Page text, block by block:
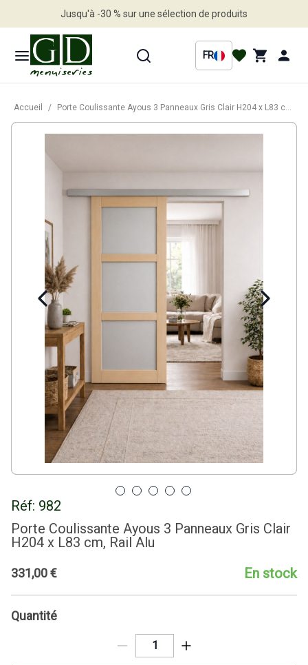
Jusqu'à -30 % sur une sélection de produits
FR
Accueil / Porte Coulissante Ayous 3 Panneaux Gris Clair H204 x L83 cm, Rail Alu
Réf: 982
Porte Coulissante Ayous 3 Panneaux Gris Clair
H204 x L83 cm, Rail Alu
331,00€ En stock
Quantité